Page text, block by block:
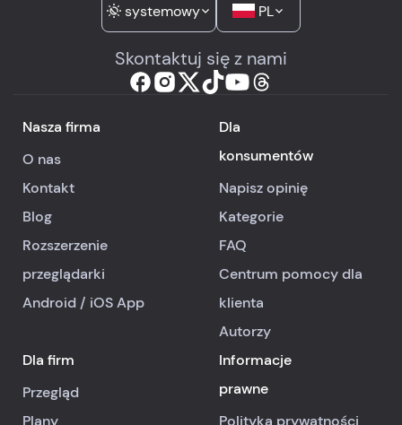
systemowy PL
Skontaktuj się z nami
Nasza firma
O nas
Kontakt
Blog
Rozszerzenie
przeglądarki
Android / iOSApp
Dla
konsumentów
Napisz opinię
Kategorie
FAQ
Centrum pomocy dla
klienta
Autorzy
Dla firm
Przegląd
Plany
Informacje
prawne
Polityka prywatności